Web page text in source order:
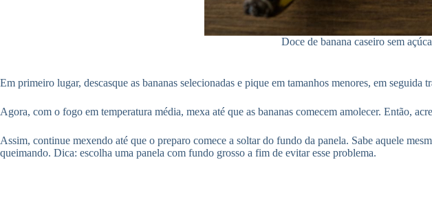
Doce de banana caseiro sem
Em primeiro lugar, descasque as bananas selecionadas e pique em tamanhos menores, em seguida
Agora, com o fogo em temperatura média, mexa até que as bananas comecem amolecer. Então,
Assim, continue mexendo até que o preparo comece a soltar do fundo da panela. Sabe aquele
queimando. Dica: escolha uma panela com fundo grosso a fim de evitar esse problema.